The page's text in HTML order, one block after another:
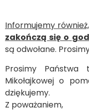
Informujemy
zakończą się o
są odwołane.
Prosimy
Mikołajkowej o
dziękujemy.
Z poważaniem,